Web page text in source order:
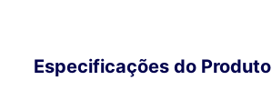
Especificações do Produto